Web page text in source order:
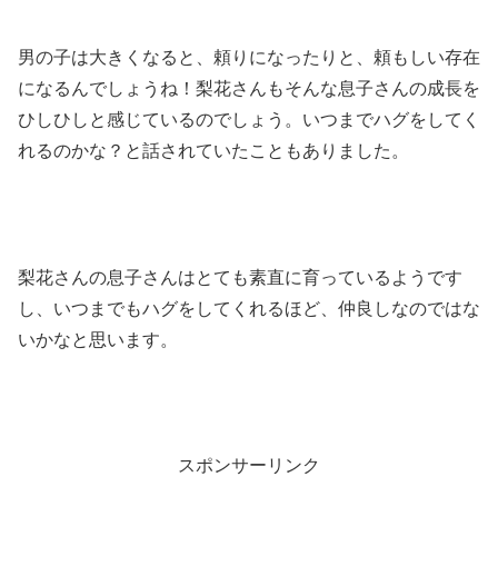
男の子は大きくなると、頼りになったりと、頼もしい存在
になるんでしょうね！梨花さんもそんな息子さんの成長を
ひしひしと感じているのでしょう。いつまでハグをしてく
れるのかな？と話されていたこともありました。
梨花さんの息子さんはとても素直に育っているようです
し、いつまでもハグをしてくれるほど、仲良しなのではな
いかなと思います。
スポンサーリンク